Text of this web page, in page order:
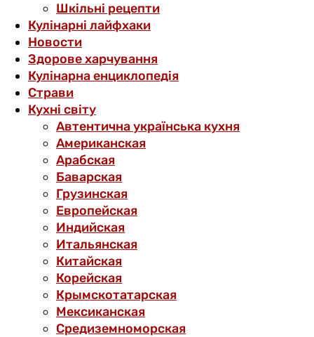
Шкільні рецепти
Кулінарні лайфхаки
Новости
Здорове харчування
Кулінарна енциклопедія
Страви
Кухні світу
Автентична українська кухня
Американская
Арабская
Баварская
Грузинская
Европейская
Индийская
Итальянская
Китайская
Корейская
Крымскотатарская
Мексиканская
Средиземноморская